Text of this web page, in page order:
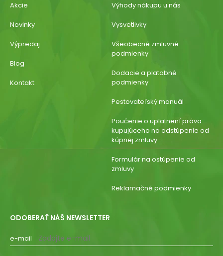
Akcie
Novinky
Výpredaj
Blog
Kontakt
Výhody nákupu u nás
Vysvetlivky
Všeobecné zmluvné
podmienky
Dodacie a platobné
podmienky
Pestovateľský manuál
Poučenie o uplatnení práva
kupujúceho na odstúpenie od
kúpnej zmluvy
Formulár na ostúpenie od
zmluvy
Reklamačné podmienky
ODOBERAŤ NÁŠ NEWSLETTER
e-mail